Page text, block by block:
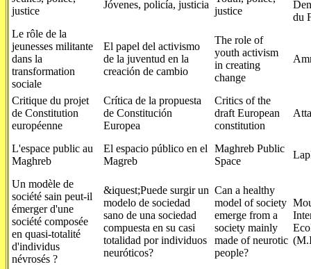
justice
Jóvenes, policía, justicia
justice
du
Le rôle de la
jeunesses militante
dans la
transformation
sociale
El papel del activismo
de la juventud en la
creación de cambio
The role of
youth activism
in creating
change
Critique du projet
de Constitution
européenne
Crítica de la propuesta
de Constitución
Europea
Critics of the
draft European
constitution
L'espace public au
Maghreb
El espacio público en el
Magreb
Maghreb Public
Space
Un modèle de
société sain peut-il
émerger d'une
société composée
en quasi-totalité
d'individus
névrosés ?
&iquest;Puede surgir un
modelo de sociedad
sano de una sociedad
compuesta en su casi
totalidad por individuos
neuróticos?
Can a healthy
model of society
emerge from a
society mainly
made of neurotic
people?